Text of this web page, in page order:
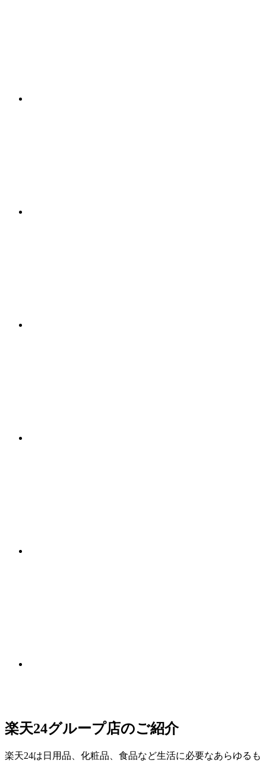
楽天24グループ店のご紹介
楽天24は日用品、化粧品、食品など生活に必要なあらゆるも